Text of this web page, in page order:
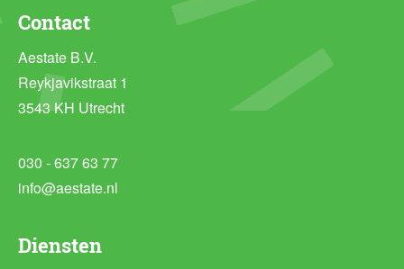
Diensten
Contact
Aestate B.V.
Reykjavikstraat 1
3543 KH Utrecht
030 - 637 63 77
info@aestate.nl